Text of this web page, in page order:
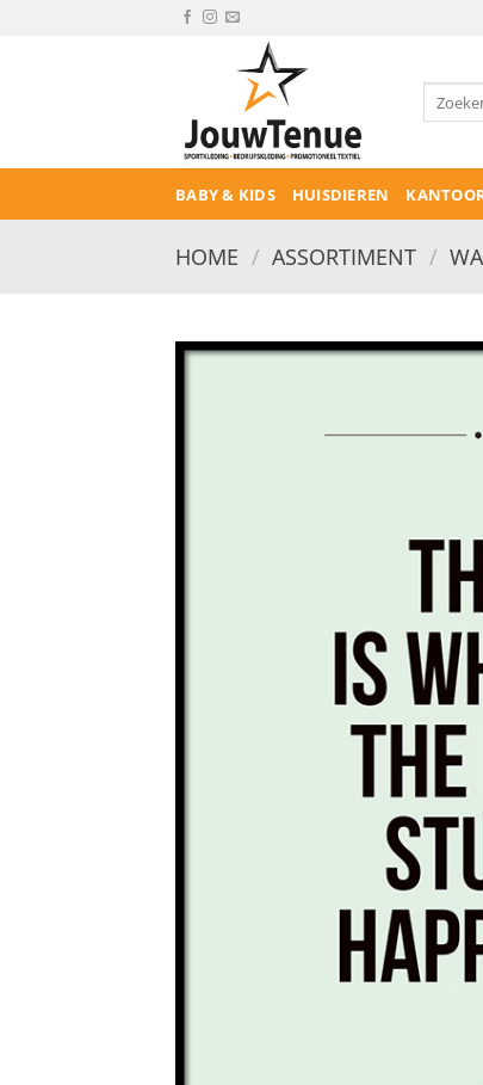
Zoeken
naar:
BABY & KIDS HUISDIEREN
HOME / ASSORTIMENT /